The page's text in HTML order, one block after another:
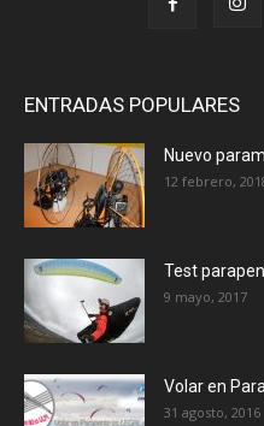
ENTRADAS POPULARES
Nuevo
12 febrero,
Test
9 mayo, 2017
Volar en
31 agosto, 2016